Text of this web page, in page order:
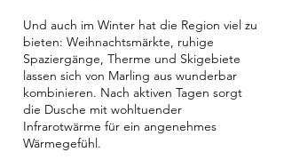
Und auch im Winter hat die Region viel zu
bieten: Weihnachtsmärkte, ruhige
Spaziergänge, Therme und Skigebiete
lassen sich von Marling aus wunderbar
kombinieren. Nach aktiven Tagen sorgt
die Dusche mit wohltuender
Infrarotwärme für ein angenehmes
Wärmegefühl.